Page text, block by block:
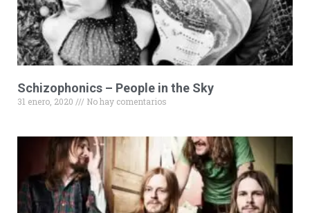
Schizophonics – People in the Sky
31 enero, 2020 No hay comentarios